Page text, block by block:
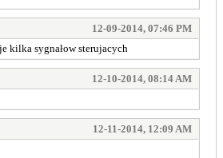
12-09-2014, 07:46 PM
kilka sygnałow sterujacych
12-10-2014, 08:14 AM
12-11-2014, 12:09 AM